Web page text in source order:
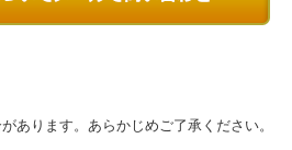
あります。あらかじめご了承ください。